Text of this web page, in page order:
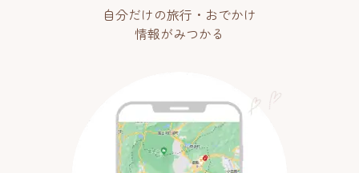
自分だけの旅行・おでかけ
情報がみつかる